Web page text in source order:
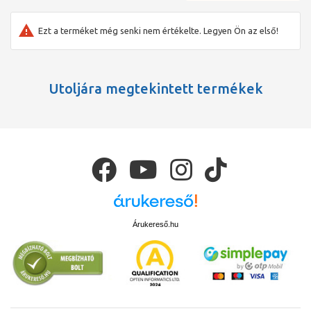
Ezt a terméket még senki nem értékelte. Legyen Ön az első!
Utoljára megtekintett termékek
Árukereső.hu